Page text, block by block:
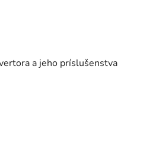
a jeho príslušenstva